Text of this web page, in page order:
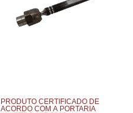
PRODUTO CERTIFICADO DE
ACORDO COM A PORTARIA